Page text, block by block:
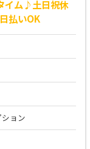
イム♪土日祝休
払いOK
ョン